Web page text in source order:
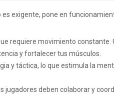
exigente, pone en
requiere movimiento constante.
y fortalecer tus músculos.
y táctica, lo que estimula la
jugadores deben colaborar y